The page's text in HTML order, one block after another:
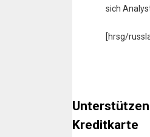
sich
[hrsg/
Kreditkarte